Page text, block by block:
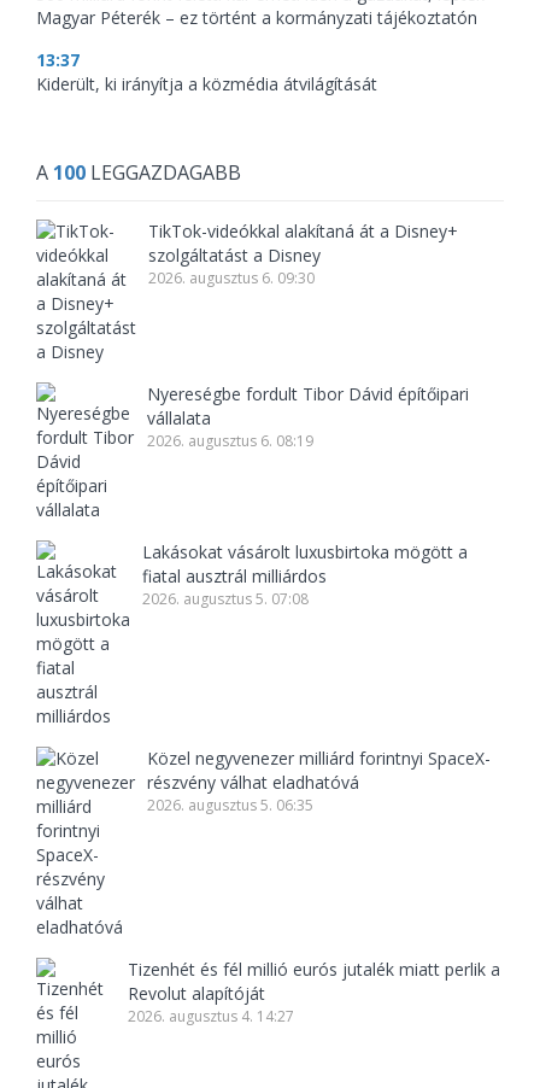
Magyar Péterék – ez történt a kormányzati tájékoztatón
13:37
Kiderült, ki irányítja a közmédia átvilágítását
A 100 LEGGAZDAGABB
TikTok-videókkal alakítaná át a Disney+
szolgáltatást a Disney
2026. augusztus 6. 09:30
Nyereségbe fordult Tibor Dávid építőipari
vállalata
2026. augusztus 6. 08:19
Lakásokat vásárolt luxusbirtoka mögött a
fiatal ausztrál milliárdos
2026. augusztus 5. 07:08
Közel negyvenezer milliárd forintnyi SpaceX-
részvény válhat eladhatóvá
2026. augusztus 5. 06:35
Tizenhét és fél millió eurós jutalék miatt perlik a
Revolut alapítóját
2026. augusztus 4. 14:27